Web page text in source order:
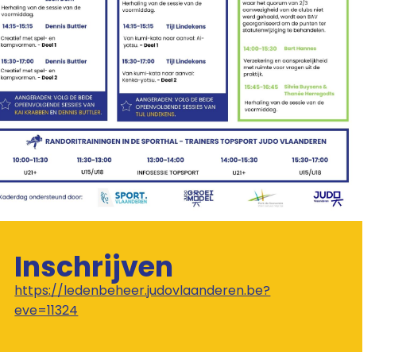
Inschrijven
https://ledenbeheer.judovlaanderen.be?
eve=11324